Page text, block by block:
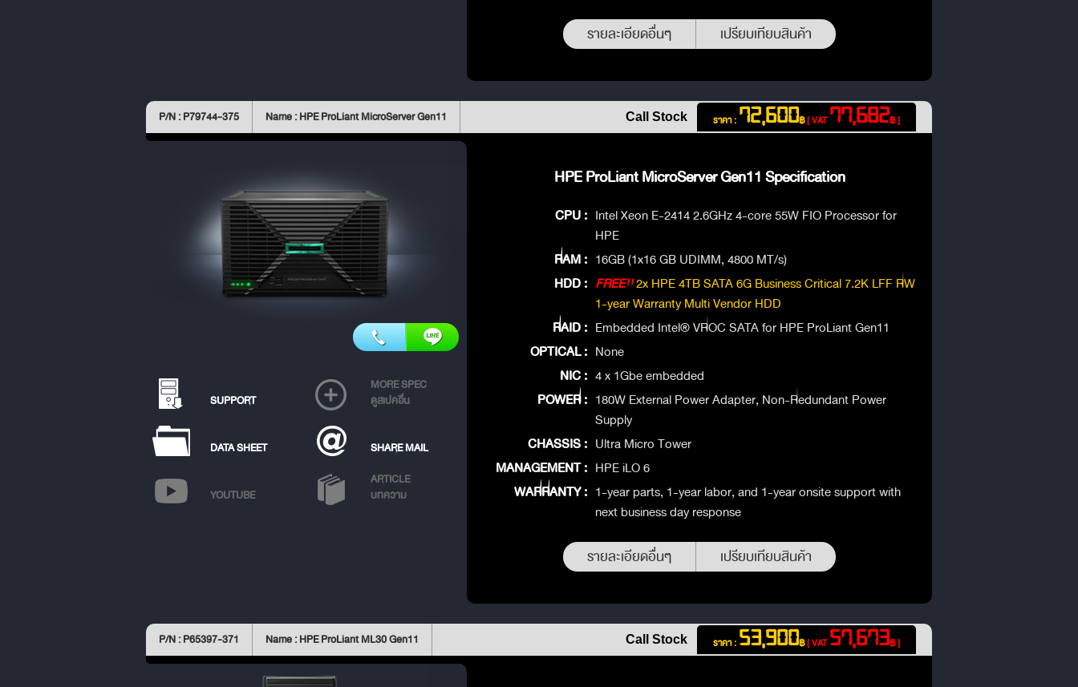
รายละเอียดอื่นๆ เปรียบเทียบสินค้า
P/N : P79744-375 Name : HPE ProLiant MicroServer Gen11 ราคา : 72,600฿[ VAT77,682฿ ]
Call Stock
SUPPORT
MORE SPEC
ดูสเปคอื่น
DATA SHEET SHARE MAIL
YOUTUBE
ARTICLE
บทความ
HPE ProLiant MicroServer Gen11 Specification
CPU : Intel Xeon E-2414 2.6GHz 4-core 55W FIO Processor for
HPE
RAM : 16GB (1x16 GB UDIMM, 4800 MT/s)
HDD : FREE!!2x HPE 4TB SATA 6G Business Critical 7.2K LFF RW
1-year Warranty Multi Vendor HDD
RAID : Embedded Intel® VROC SATA for HPE ProLiant Gen11
OPTICAL : None
NIC : 4 x 1Gbe embedded
POWER : 180W External Power Adapter, Non-Redundant Power
Supply
CHASSIS : Ultra Micro Tower
MANAGEMENT : HPE iLO 6
WARRANTY : 1-year parts, 1-year labor, and 1-year onsite support with
next business day response
รายละเอียดอื่นๆ เปรียบเทียบสินค้า
P/N : P65397-371 Name : HPE ProLiant ML30 Gen11 ราคา : 53,900฿[ VAT57,673฿ ]
Call Stock